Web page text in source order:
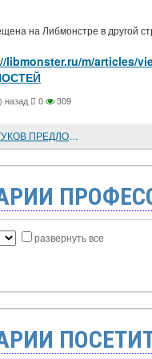
на Либмонстре в другой
libmonster.ru/m/
назад 0 309
ИРАН. ОБЛАДАТЕЛЕЙ ГАЛСТУКОВ ПРЕДЛОЖЕНО СЧИТАТЬ БЕЗБОЖНИКАМИ
развернуть все